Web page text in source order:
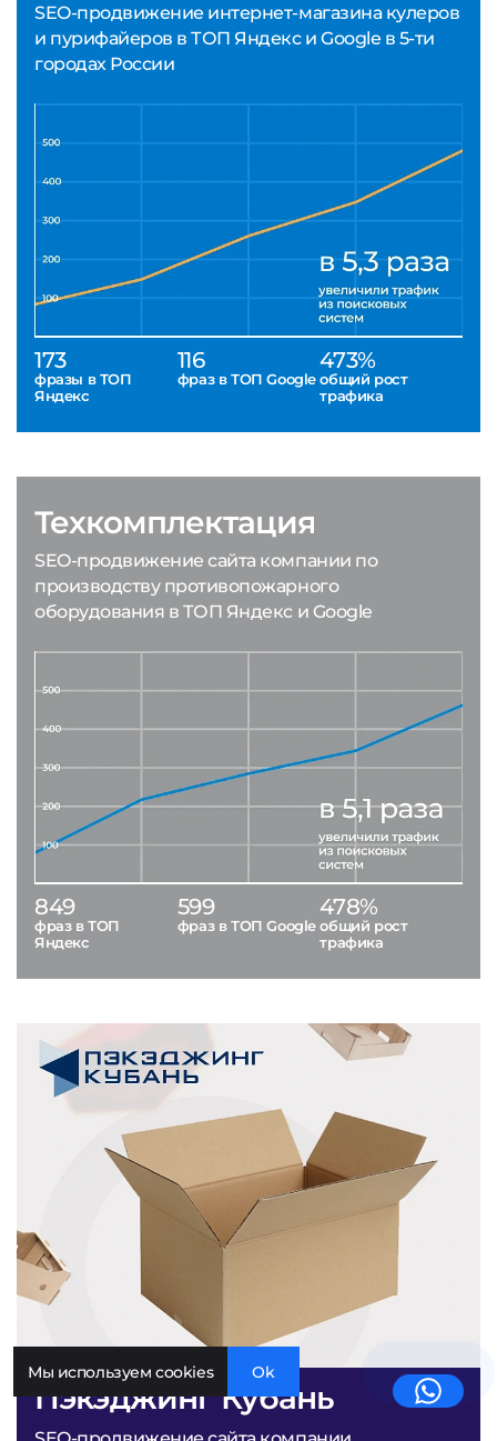
SEO-продвижение интернет-магазина кулеров
и пурифайеров в ТОП Яндекс и Google в 5-ти
городах России
173
фразы в ТОП
Яндекс
116
фраз в ТОП Google
473%
общий рост
трафика
Пэкэджинг Кубань
Техкомплектация
SEO-продвижение сайта компании по
производству противопожарного
оборудования в ТОП Яндекс и Google
849
фраз в ТОП
Яндекс
599
фраз в ТОП Google
478%
общий рост
трафика
Мы используем cookies Ok